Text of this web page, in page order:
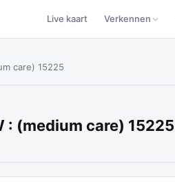
Live kaart Verkennen
care) 15225
: (medium care) 15225